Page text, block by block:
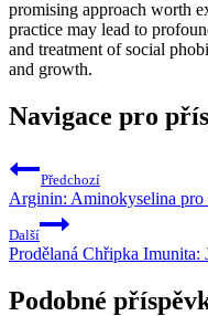
promising approach worth
practice may lead to
and treatment of social
and growth.
Navigace pro
Předchozí
Arginin: Aminokyselina pro
Další
Prodělaná Chřipka Imunita:
Podobné